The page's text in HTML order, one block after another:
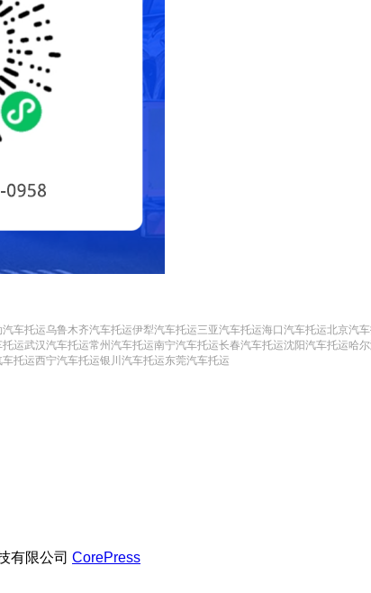
汽车托运乌鲁木齐汽车托运伊犁汽车托运三亚汽车托运海口汽车托运北京汽
运武汉汽车托运常州汽车托运南宁汽车托运长春汽车托运沈阳汽车托运哈
托运西宁汽车托运银川汽车托运东莞汽车托运
有限公司 CorePress